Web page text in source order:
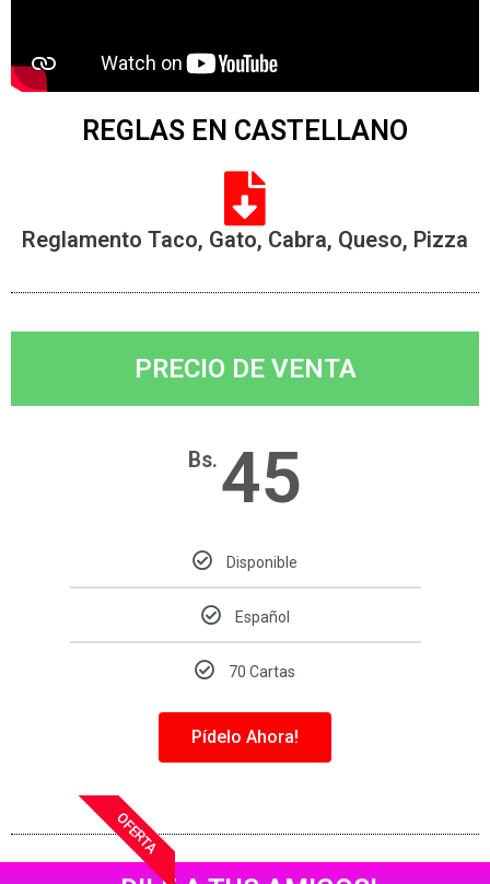
REGLAS EN CASTELLANO
Reglamento Taco, Gato, Cabra, Queso, Pizza
PRECIO DE VENTA
Bs. 45
Disponible
Español
70 Cartas
Pídelo Ahora!
OFERTA